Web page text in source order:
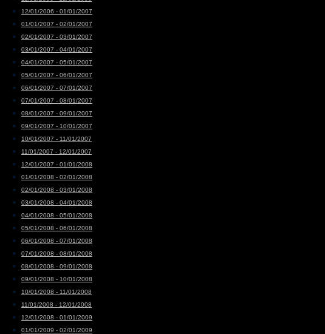
12/01/2006 - 01/01/2007
01/01/2007 - 02/01/2007
02/01/2007 - 03/01/2007
03/01/2007 - 04/01/2007
04/01/2007 - 05/01/2007
05/01/2007 - 06/01/2007
06/01/2007 - 07/01/2007
07/01/2007 - 08/01/2007
08/01/2007 - 09/01/2007
09/01/2007 - 10/01/2007
10/01/2007 - 11/01/2007
11/01/2007 - 12/01/2007
12/01/2007 - 01/01/2008
01/01/2008 - 02/01/2008
02/01/2008 - 03/01/2008
03/01/2008 - 04/01/2008
04/01/2008 - 05/01/2008
05/01/2008 - 06/01/2008
06/01/2008 - 07/01/2008
07/01/2008 - 08/01/2008
08/01/2008 - 09/01/2008
09/01/2008 - 10/01/2008
10/01/2008 - 11/01/2008
11/01/2008 - 12/01/2008
12/01/2008 - 01/01/2009
01/01/2009 - 02/01/2009